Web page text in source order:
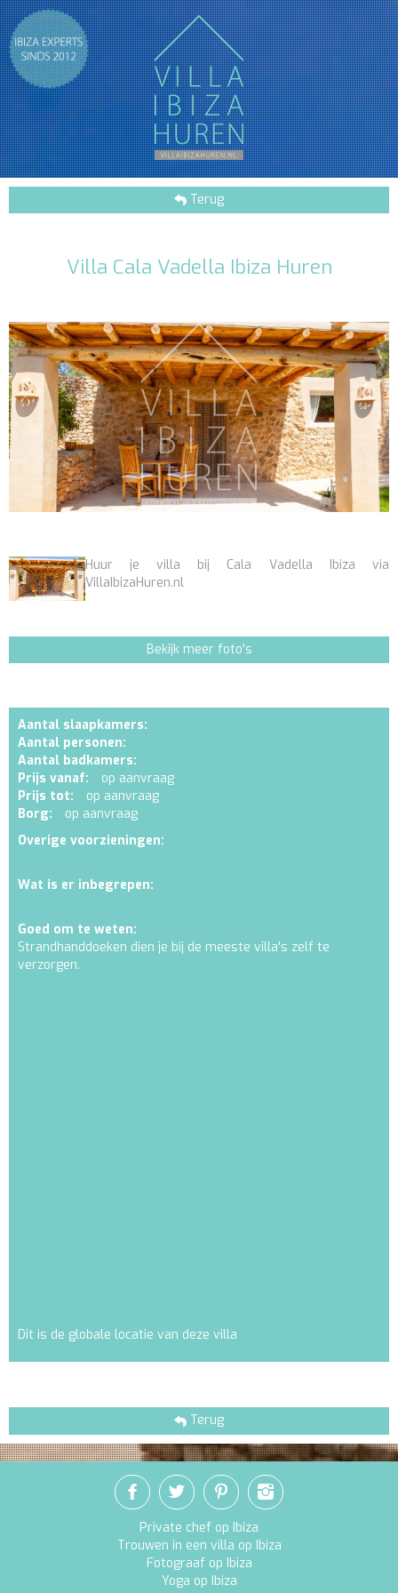
Terug
Villa Cala Vadella Ibiza Huren
Huur je villa bij Cala Vadella Ibiza via
VillaIbizaHuren.nl
Bekijk meer foto's
Aantal slaapkamers:
Aantal personen:
Aantal badkamers:
Prijs vanaf:
op aanvraag
Prijs tot:
op aanvraag
Borg:
op aanvraag
Overige voorzieningen:
Wat is er inbegrepen:
Goed om te weten:
Strandhanddoeken dien je bij de meeste villa's zelf te
verzorgen.
Dit is de globale locatie van deze villa
Terug
Private chef op Ibiza
Trouwen in een villa op Ibiza
Fotograaf op Ibiza
Yoga op Ibiza